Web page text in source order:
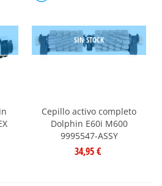
SIN STOCK
Cepillo activo completo
Dolphin E60i M600
9995547-ASSY
34,95 €